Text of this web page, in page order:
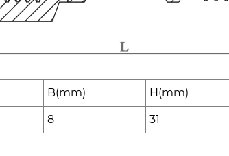
B(mm) H(mm)
8 31